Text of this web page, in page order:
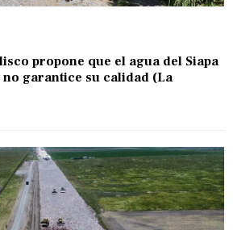
propone que el agua del Siapa
garantice su calidad (La